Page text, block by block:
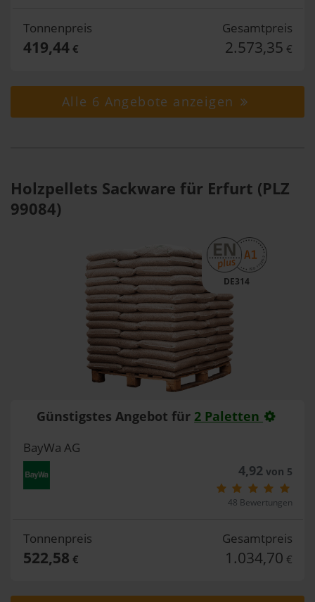
Tonnenpreis
419,44€
Gesamtpreis
2.573,35 €
Alle 6 Angebote anzeigen
Holzpellets Sackware für Erfurt (PLZ
99084)
DE314
Günstigstes Angebot für 2 Paletten
BayWa AG
4,92von 5
48 Bewertungen
Tonnenpreis
522,58 €
Gesamtpreis
1.034,70 €